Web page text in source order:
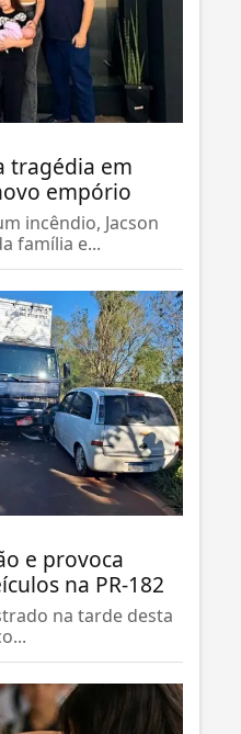
tragédia em
empório
incêndio, Jacson
família e...
e provoca
na PR-182
na tarde desta